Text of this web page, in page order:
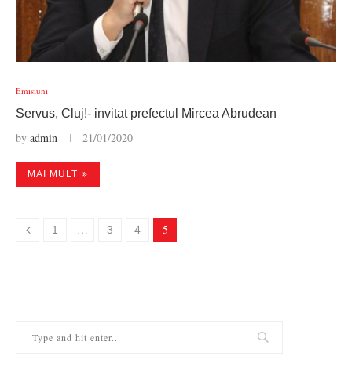
Emisiuni
Servus, Cluj!- invitat prefectul Mircea Abrudean
by admin 21/01/2020
MAI MULT
1 … 3 4 5